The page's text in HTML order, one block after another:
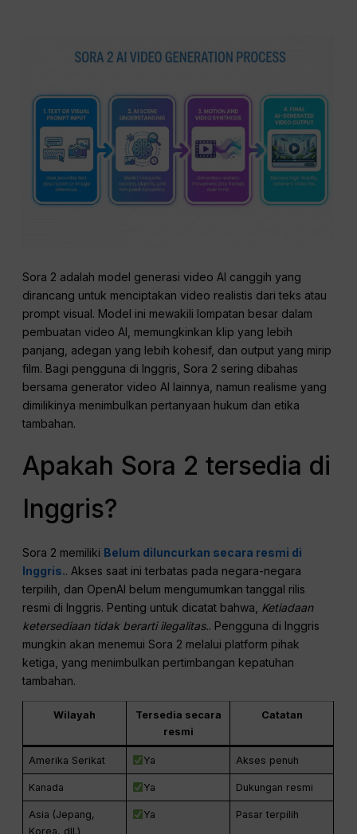
Sora 2 adalah model generasi video AI canggih yang
dirancang untuk menciptakan video realistis dari teks atau
prompt visual. Model ini mewakili lompatan besar dalam
pembuatan video AI, memungkinkan klip yang lebih
panjang, adegan yang lebih kohesif, dan output yang mirip
film. Bagi pengguna di Inggris, Sora 2 sering dibahas
bersama generator video AI lainnya, namun realisme yang
dimilikinya menimbulkan pertanyaan hukum dan etika
tambahan.
Apakah Sora 2 tersedia di
Inggris?
Sora 2 memiliki Belum diluncurkan secara resmi di
Inggris.. Akses saat ini terbatas pada negara-negara
terpilih, dan OpenAI belum mengumumkan tanggal rilis
resmi di Inggris. Penting untuk dicatat bahwa, Ketiadaan
ketersediaan tidak berarti ilegalitas.. Pengguna di Inggris
mungkin akan menemui Sora 2 melalui platform pihak
ketiga, yang menimbulkan pertimbangan kepatuhan
tambahan.
Wilayah
Tersedia secara
resmi
Catatan
Amerika Serikat Ya Akses penuh
Kanada Ya Dukungan resmi
Asia (Jepang,
Korea, dll.)
Ya Pasar terpilih